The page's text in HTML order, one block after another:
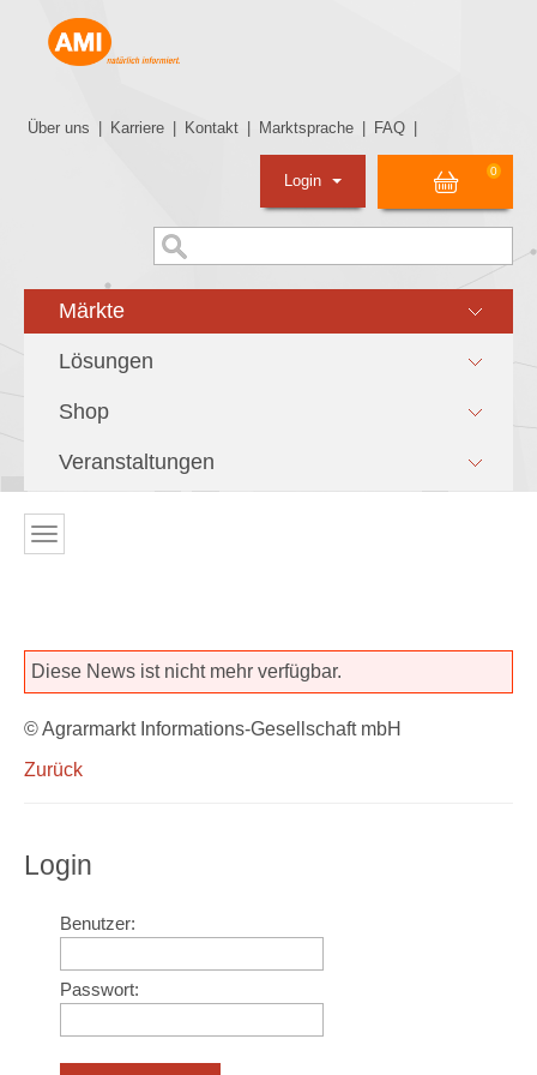
Über uns Karriere Kontakt Marktsprache FAQ
0
Login
Märkte
Lösungen
Shop
Veranstaltungen
Diese News ist nicht mehr verfügbar.
© Agrarmarkt Informations-Gesellschaft mbH
Zurück
Login
Benutzer:
Passwort: